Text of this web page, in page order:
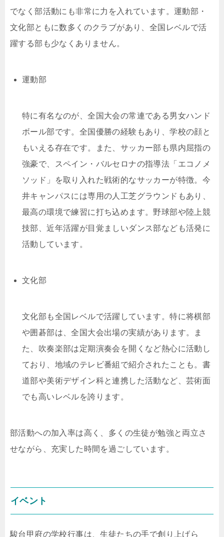
でなく部活動にも非常に力を入れています。運動部・
文化部ともに数多くのクラブがあり、全国レベルで活
躍する部も少なくありません。
運動部
特に有名なのが、全国大会の常連である男女ハンド
ボール部です。全国優勝の経験もあり、学校の顔と
もいえる存在です。また、サッカー部も県内屈指の
強豪で、スペイン・バルセロナの指導法「エコノメ
ソッド」を取り入れた戦術的なサッカーが特徴。今
井キャンパスには専用の人工芝グラウンドもあり、
最高の環境で練習に打ち込めます。野球部や陸上競
技部、近年活躍が目覚ましいダンス部なども活発に
活動しています。
文化部
文化部も全国レベルで活躍しています。特に将棋部
や囲碁部は、全国大会出場の実績があります。ま
た、吹奏楽部は定期演奏会を開くなど熱心に活動し
ており、地域のテレビ番組で紹介されたことも。書
道部や美術デザイン科と連携した活動など、芸術面
でも高いレベルを誇ります。
部活動への加入率は高く、多くの生徒が勉強と両立さ
せながら、充実した時間を過ごしています。
イベント
駿台甲府の学校行事は、生徒たちの手で創り上げら